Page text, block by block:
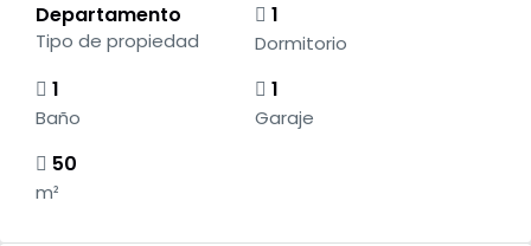
Departamento
Tipo de propiedad
1
Dormitorio
1
Baño
1
Garaje
50
m²